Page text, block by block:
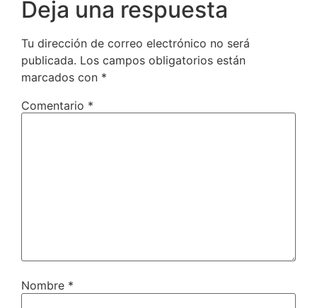
Deja una respuesta
Tu dirección de correo electrónico no será
publicada. Los campos obligatorios están
marcados con *
Comentario *
Nombre *